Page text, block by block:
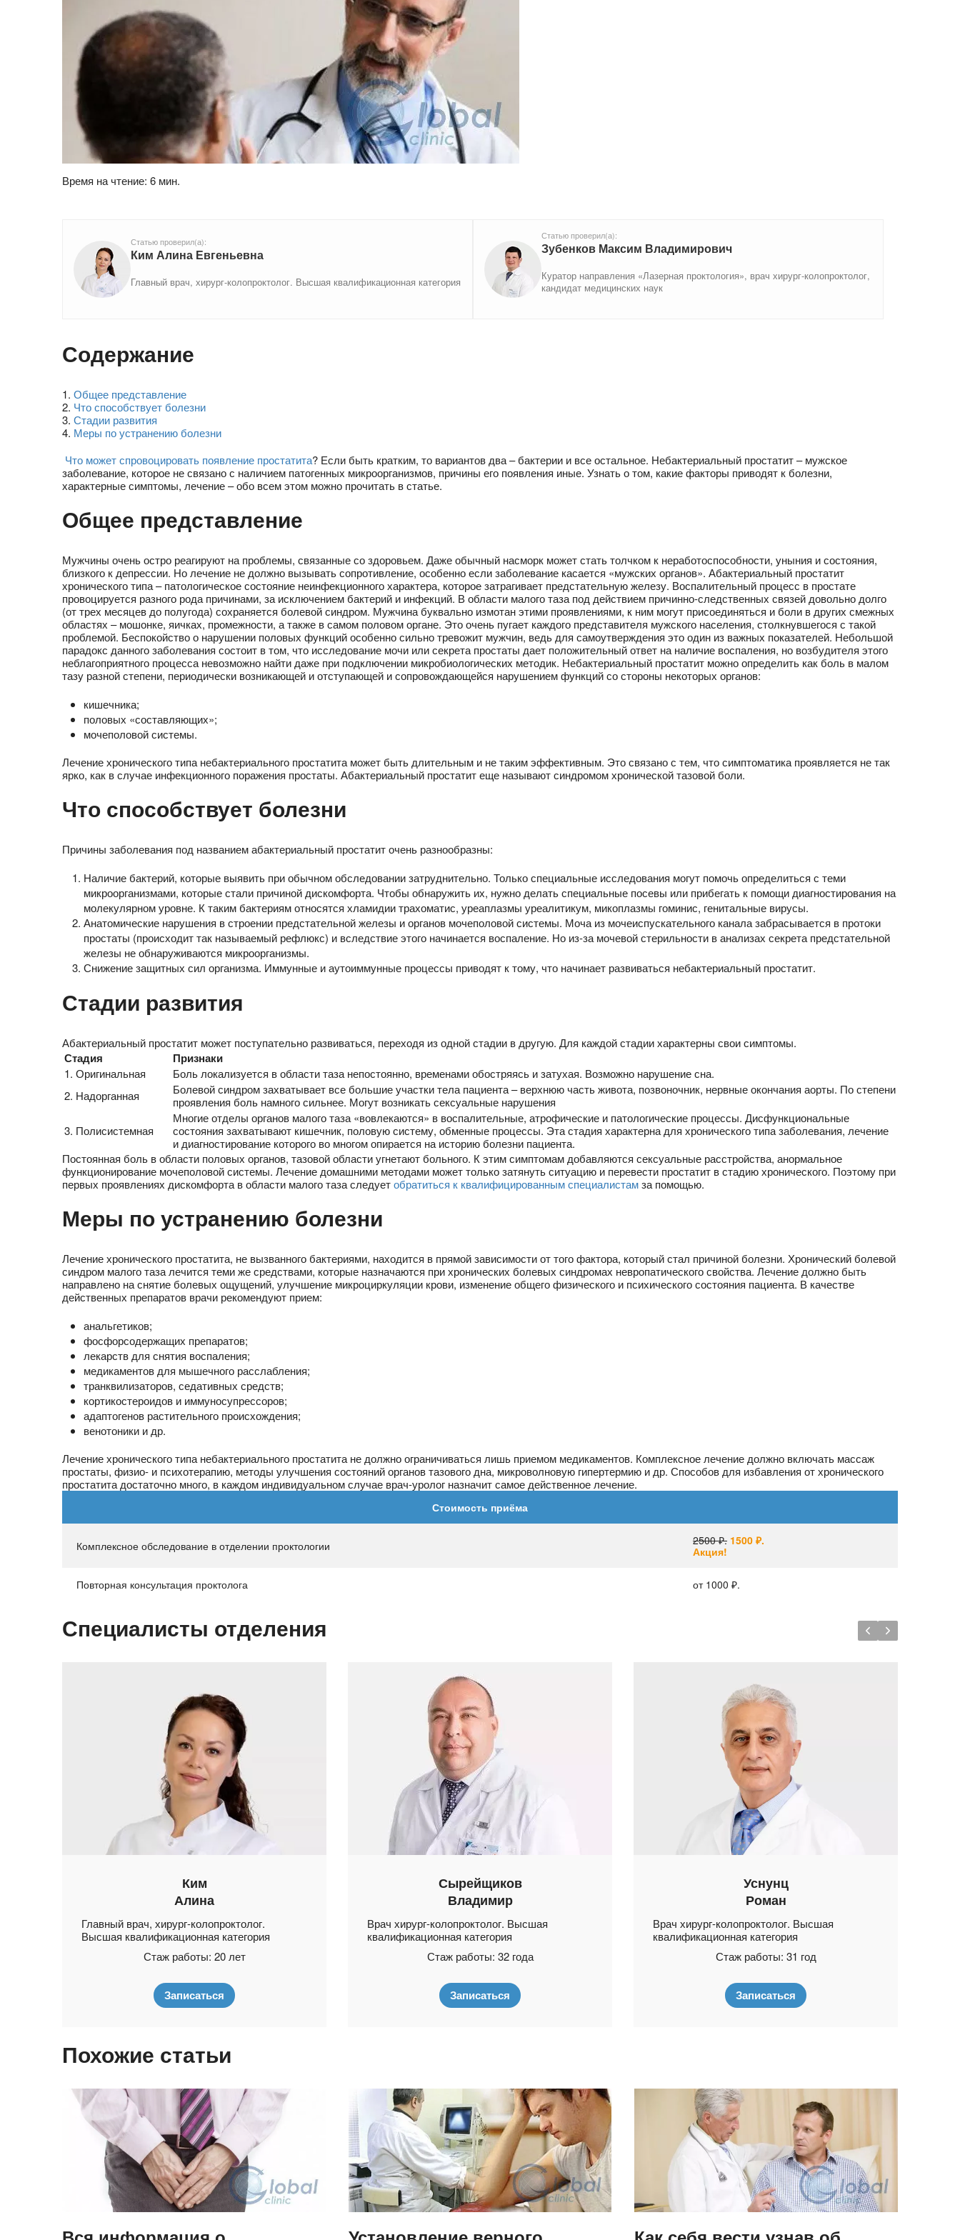
Время на чтение: 6 мин.
Статью проверил(а):
Ким Алина Евгеньевна
Главный врач, хирург-колопроктолог. Высшая квалификационная категория
Статью проверил(а):
Зубенков Максим Владимирович
Куратор направления «Лазерная проктология», врач хирург-колопроктолог,
кандидат медицинских наук
Содержание
1. Общее представление
2. Что способствует болезни
3. Стадии развития
4. Меры по устранению болезни
Что может спровоцировать появление простатита? Если быть кратким, то вариантов два – бактерии и все остальное. Небактериальный простатит – мужское
заболевание, которое не связано с наличием патогенных микроорганизмов, причины его появления иные. Узнать о том, какие факторы приводят к болезни,
характерные симптомы, лечение – обо всем этом можно прочитать в статье.
Общее представление
Мужчины очень остро реагируют на проблемы, связанные со здоровьем. Даже обычный насморк может стать толчком к неработоспособности, уныния и состояния,
близкого к депрессии. Но лечение не должно вызывать сопротивление, особенно если заболевание касается «мужских органов». Абактериальный простатит
хронического типа – патологическое состояние неинфекционного характера, которое затрагивает предстательную железу. Воспалительный процесс в простате
провоцируется разного рода причинами, за исключением бактерий и инфекций. В области малого таза под действием причинно-следственных связей довольно долго
(от трех месяцев до полугода) сохраняется болевой синдром. Мужчина буквально измотан этими проявлениями, к ним могут присоединяться и боли в других смежных
областях – мошонке, яичках, промежности, а также в самом половом органе. Это очень пугает каждого представителя мужского населения, столкнувшегося с такой
проблемой. Беспокойство о нарушении половых функций особенно сильно тревожит мужчин, ведь для самоутверждения это один из важных показателей. Небольшой
парадокс данного заболевания состоит в том, что исследование мочи или секрета простаты дает положительный ответ на наличие воспаления, но возбудителя этого
неблагоприятного процесса невозможно найти даже при подключении микробиологических методик. Небактериальный простатит можно определить как боль в малом
тазу разной степени, периодически возникающей и отступающей и сопровождающейся нарушением функций со стороны некоторых органов:
кишечника;
половых «составляющих»;
мочеполовой системы.
Лечение хронического типа небактериального простатита может быть длительным и не таким эффективным. Это связано с тем, что симптоматика проявляется не так
ярко, как в случае инфекционного поражения простаты. Абактериальный простатит еще называют синдромом хронической тазовой боли.
Что способствует болезни
Причины заболевания под названием абактериальный простатит очень разнообразны:
Наличие бактерий, которые выявить при обычном обследовании затруднительно. Только специальные исследования могут помочь определиться с теми
микроорганизмами, которые стали причиной дискомфорта. Чтобы обнаружить их, нужно делать специальные посевы или прибегать к помощи диагностирования на
молекулярном уровне. К таким бактериям относятся хламидии трахоматис, уреаплазмы уреалитикум, микоплазмы гоминис, генитальные вирусы.
Анатомические нарушения в строении предстательной железы и органов мочеполовой системы. Моча из мочеиспускательного канала забрасывается в протоки
простаты (происходит так называемый рефлюкс) и вследствие этого начинается воспаление. Но из-за мочевой стерильности в анализах секрета предстательной
железы не обнаруживаются микроорганизмы.
Снижение защитных сил организма. Иммунные и аутоиммунные процессы приводят к тому, что начинает развиваться небактериальный простатит.
Стадии развития
Абактериальный простатит может поступательно развиваться, переходя из одной стадии в другую. Для каждой стадии характерны свои симптомы.
Стадия Признаки
1. Оригинальная
Боль локализуется в области таза непостоянно, временами обостряясь и затухая. Возможно нарушение сна.
2. Надорганная
Болевой синдром захватывает все большие участки тела пациента – верхнюю часть живота, позвоночник, нервные окончания аорты. По степени
проявления боль намного сильнее. Могут возникать сексуальные нарушения
3. Полисистемная
Многие отделы органов малого таза «вовлекаются» в воспалительные, атрофические и патологические процессы. Дисфункциональные
состояния захватывают кишечник, половую систему, обменные процессы. Эта стадия характерна для хронического типа заболевания, лечение
и диагностирование которого во многом опирается на историю болезни пациента.
Постоянная боль в области половых органов, тазовой области угнетают больного. К этим симптомам добавляются сексуальные расстройства, анормальное
функционирование мочеполовой системы. Лечение домашними методами может только затянуть ситуацию и перевести простатит в стадию хронического. Поэтому при
первых проявлениях дискомфорта в области малого таза следуетобратиться к квалифицированным специалистамза помощью.
Меры по устранению болезни
Лечение хронического простатита, не вызванного бактериями, находится в прямой зависимости от того фактора, который стал причиной болезни. Хронический болевой
синдром малого таза лечится теми же средствами, которые назначаются при хронических болевых синдромах невропатического свойства. Лечение должно быть
направлено на снятие болевых ощущений, улучшение микроциркуляции крови, изменение общего физического и психического состояния пациента. В качестве
действенных препаратов врачи рекомендуют прием:
анальгетиков;
фосфорсодержащих препаратов;
лекарств для снятия воспаления;
медикаментов для мышечного расслабления;
транквилизаторов, седативных средств;
кортикостероидов и иммуносупрессоров;
адаптогенов растительного происхождения;
венотоники и др.
Лечение хронического типа небактериального простатита не должно ограничиваться лишь приемом медикаментов. Комплексное лечение должно включать массаж
простаты, физио- и психотерапию, методы улучшения состояний органов тазового дна, микроволновую гипертермию и др. Способов для избавления от хронического
простатита достаточно много, в каждом индивидуальном случае врач-уролог назначит самое действенное лечение.
Стоимость приёма
Комплексное обследование в отделении проктологии 2500 ₽. 1500 ₽.
Акция!
Повторная консультация проктолога от 1000 ₽.
Специалисты отделения
Ким
Алина
Главный врач, хирург-колопроктолог.
Высшая квалификационная категория
Стаж работы: 20 лет
Записаться
Сырейщиков
Владимир
Врач хирург-колопроктолог. Высшая
квалификационная категория
Стаж работы: 32 года
Записаться
Уснунц
Роман
Врач хирург-колопроктолог. Высшая
квалификационная категория
Стаж работы: 31 год
Записаться
Похожие статьи